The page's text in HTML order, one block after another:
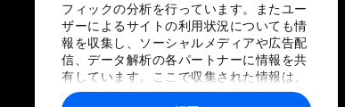
フィックの分析を行っています。またユー
ザーによるサイトの利用状況についても情
報を収集し、ソーシャルメディアや広告配
信、データ解析の各パートナーに情報を共
有しています。ここで収集された情報は、
ユーザーが各パートナーに提供した他の情